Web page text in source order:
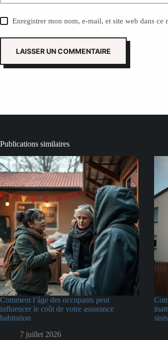
Enregistrer mon nom, e-mail, et site web dans
LAISSER UN COMMENTAIRE
Publications similaires
Comment l’âge des occupants peut
influencer le coût de votre assurance
habitation
7 juillet 2026